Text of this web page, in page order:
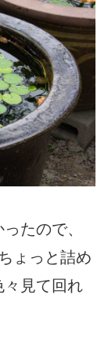
たので、
ょっと詰め
々見て回れ